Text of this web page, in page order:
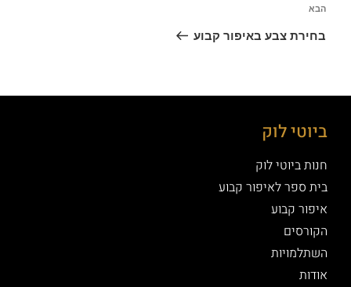
הבא
בחירת צבע באיפור קבוע
ביוטי לוק
חנות ביוטי לוק
בית ספר לאיפור קבוע
איפור קבוע
הקורסים
השתלמויות
אודות